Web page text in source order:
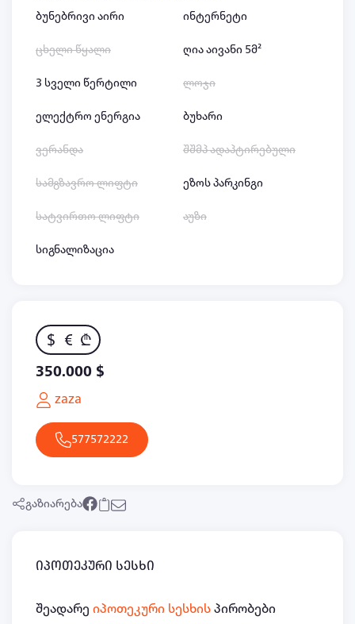
ბუნებრივი აირი
ცხელი წყალი
3 სველი წერტილი
ელექტრო ენერგია
ვერანდა
სამგზავრო ლიფტი
სატვირთო ლიფტი
სიგნალიზაცია
ინტერნეტი
ღია აივანი 5მ²
ლოჯი
ბუხარი
შშმპ ადაპტირებული
ეზოს პარკინგი
აუზი
$ € ₾
350.000 $
zaza
577572222
გაზიარება
იპოთეკური სესხი
შეადარე იპოთეკური სესხის პირობები